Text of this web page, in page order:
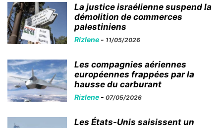
La justice israélienne suspend la
démolition de commerces
palestiniens
Rizlene - 11/05/2026
Les compagnies aériennes
européennes frappées par la
hausse du carburant
Rizlene - 07/05/2026
Les États-Unis saisissent un